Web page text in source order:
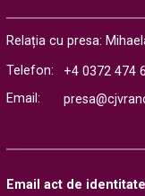
Relația cu presa:
Telefon:
+4 0372 474
Email:
Email act de identitate